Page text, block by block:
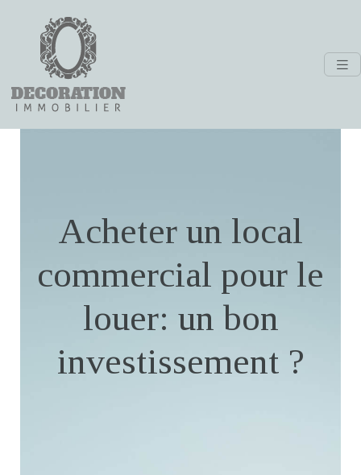
Acheter un local
commercial pour le
louer: un bon
investissement ?